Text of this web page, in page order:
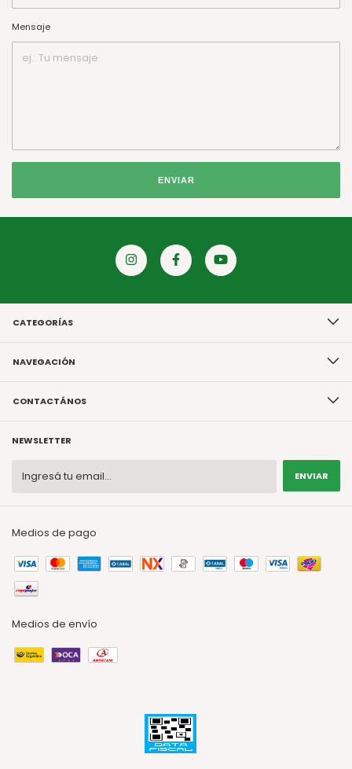
Mensaje
ENVIAR
CATEGORÍAS
NAVEGACIÓN
CONTACTÁNOS
NEWSLETTER
Medios de pago
Medios de envío